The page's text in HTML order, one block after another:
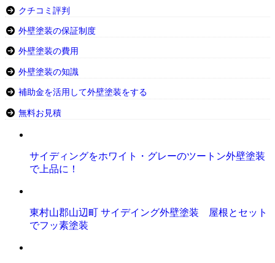
クチコミ評判
外壁塗装の保証制度
外壁塗装の費用
外壁塗装の知識
補助金を活用して外壁塗装をする
無料お見積
サイディングをホワイト・グレーのツートン外壁塗装
で上品に！
東村山郡山辺町 サイデイング外壁塗装 屋根とセット
でフッ素塗装